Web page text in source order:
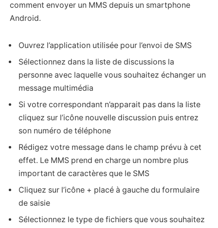
comment envoyer un MMS depuis un smartphone
Android.
Ouvrez l’application utilisée pour l’envoi de SMS
Sélectionnez dans la liste de discussions la
personne avec laquelle vous souhaitez échanger un
message multimédia
Si votre correspondant n’apparait pas dans la liste
cliquez sur l’icône nouvelle discussion puis entrez
son numéro de téléphone
Rédigez votre message dans le champ prévu à cet
effet. Le MMS prend en charge un nombre plus
important de caractères que le SMS
Cliquez sur l’icône + placé à gauche du formulaire
de saisie
Sélectionnez le type de fichiers que vous souhaitez